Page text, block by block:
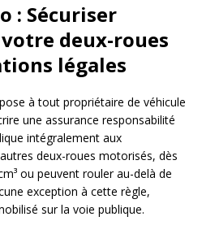
: Sécuriser
deux-roues
légales
à tout propriétaire de véhicule
une assurance responsabilité
intégralement aux
deux-roues motorisés, dès
ou peuvent rouler au-delà de
exception à cette règle,
sur la voie publique.